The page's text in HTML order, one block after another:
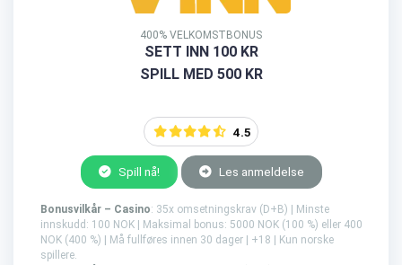
400% VELKOMSTBONUS
SETT INN 100 KR
SPILL MED 500 KR
4.5
Spill nå! Les anmeldelse
Bonusvilkår – Casino: 35x omsetningskrav (D+B) | Minste
innskudd: 100 NOK | Maksimal bonus: 5000 NOK (100 %) eller 400
NOK (400 %) | Må fullføres innen 30 dager | +18 | Kun norske
spillere.